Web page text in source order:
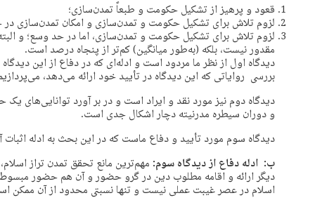
قعود و پرهیز از تشکیل حکومت و طبعاً تمدن‌سازی؛
لزوم تلاش برای تشکیل حکومت و تمدن‌سازی و امکان تمدن‌سازی در
لزوم تلاش برای تشکیل حکومت و تمدن‌سازی، اما در حد وسع؛ و
مقدور نیست، بلکه (به‌طور میانگین) کم‌تر از پنجاه درصد است.
دیدگاه اول از نظر ما مردود است و ادله‌ای که در دفاع از این
بررسی روایاتی که این دیدگاه در تأیید خود ارائه می‌دهد،
دیدگاه دوم نیز مورد نقد و ایراد است و در بر آورد توانایی‌های
و دوران سیطره مدرنیته دچار اشکال جدی است.
دیدگاه سوم مورد تأیید و دفاع ماست که در این بحث به ادله
ب: ادله دفاع از دیدگاه سوم: مهم‌ترین مانع تحقق تمدن تراز
دیگر ارائه و اقامه مطلوب دین در گرو حضور و آن هم حضور مبسوط
اسلام در عصر غیبت عملی نیست و تنها نسبتی محدود از آن ممکن